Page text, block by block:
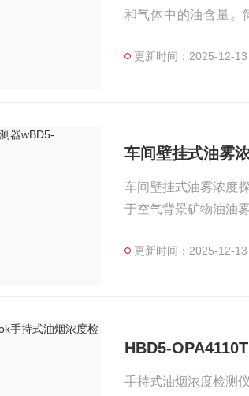
和气体中的油含量。
和对人类健康造成危
更新时间：2025-12-13
车间壁挂式油雾
车间壁挂式油雾浓度
于空气背景矿物油油
更新时间：2025-12-13
HBD5-
手持式油烟浓度检测